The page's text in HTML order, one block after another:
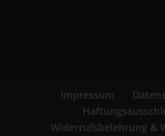
Impressum
Widerrufsbelehrung &